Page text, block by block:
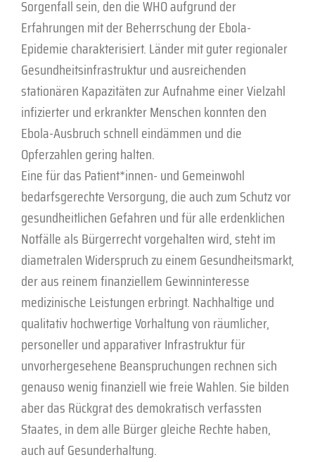
Sorgenfall sein, den die WHO aufgrund der
Erfahrungen mit der Beherrschung der Ebola-
Epidemie charakterisiert. Länder mit guter regionaler
Gesundheitsinfrastruktur und ausreichenden
stationären Kapazitäten zur Aufnahme einer Vielzahl
infizierter und erkrankter Menschen konnten den
Ebola-Ausbruch schnell eindämmen und die
Opferzahlen gering halten.
Eine für das Patient*innen- und Gemeinwohl
bedarfsgerechte Versorgung, die auch zum Schutz vor
gesundheitlichen Gefahren und für alle erdenklichen
Notfälle als Bürgerrecht vorgehalten wird, steht im
diametralen Widerspruch zu einem Gesundheitsmarkt,
der aus reinem finanziellem Gewinninteresse
medizinische Leistungen erbringt. Nachhaltige und
qualitativ hochwertige Vorhaltung von räumlicher,
personeller und apparativer Infrastruktur für
unvorhergesehene Beanspruchungen rechnen sich
genauso wenig finanziell wie freie Wahlen. Sie bilden
aber das Rückgrat des demokratisch verfassten
Staates, in dem alle Bürger gleiche Rechte haben,
auch auf Gesunderhaltung.